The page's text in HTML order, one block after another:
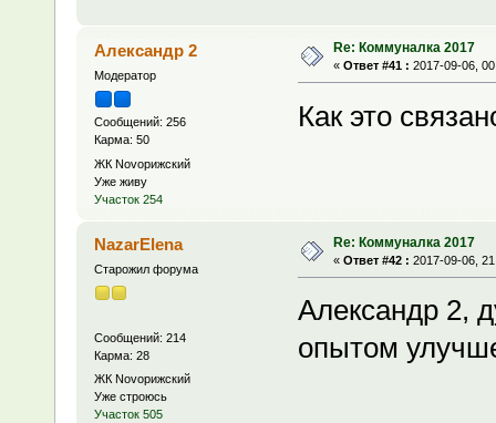
Александр 2
Модератор
Сообщений: 256
Карма: 50
ЖК Novoрижский
Уже живу
Участок 254
Re: Коммуналка 2017
« Ответ #41 : 2017-09-06,
Как это
NazarElena
Старожил форума
Сообщений: 214
Карма: 28
ЖК Novoрижский
Уже строюсь
Участок 505
Re: Коммуналка 2017
« Ответ #42 : 2017-09-06,
Александр 2,
опытом